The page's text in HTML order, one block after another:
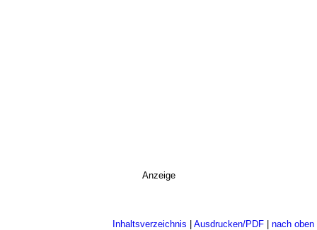
Anzeige
Inhaltsverzeichnis | Ausdrucken/PDF| nach oben